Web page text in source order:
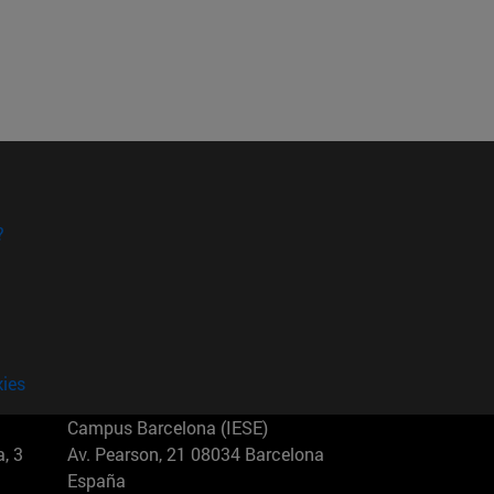
3
Campus Barcelona (IESE)
Av. Pearson, 21 08034 Barcelona
España